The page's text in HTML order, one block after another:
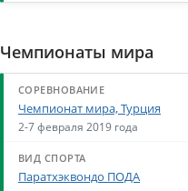
Чемпионаты мира
Чемпионат мира, Турция
2-7 февраля 2019 года
Паратхэквондо ПОДА